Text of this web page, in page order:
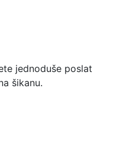
jednoduše poslat
šikanu.